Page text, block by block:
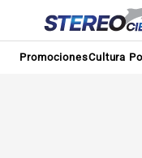
PromocionesCultura